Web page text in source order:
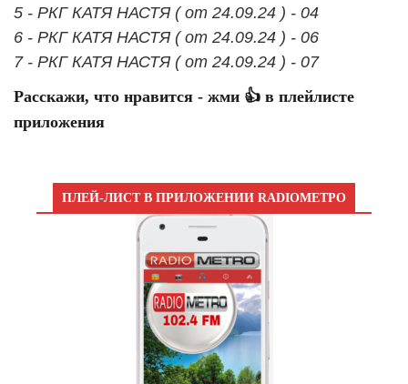
5 - РКГ КАТЯ НАСТЯ ( от 24.09.24 ) - 04
6 - РКГ КАТЯ НАСТЯ ( от 24.09.24 ) - 06
7 - РКГ КАТЯ НАСТЯ ( от 24.09.24 ) - 07
Расскажи, что нравится - жми 👍 в плейлисте
приложения
ПЛЕЙ-ЛИСТ В ПРИЛОЖЕНИИ RADIOМЕТРО